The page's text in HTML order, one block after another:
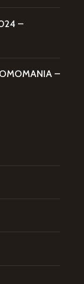
–
–